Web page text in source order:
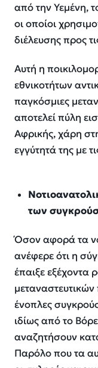
από την Υεμένη,
οι οποίοι
διέλευσης προς
Αυτή η
εθνικοτήτων
παγκόσμιες
αποτελεί πύλη
Αφρικής, χάρη
εγγύτητά της με
των
Όσον αφορά τα
ανέφερε ότι η
έπαιξε
ένοπλες
ιδίως από το
αναζητήσουν
Παρόλο που τα